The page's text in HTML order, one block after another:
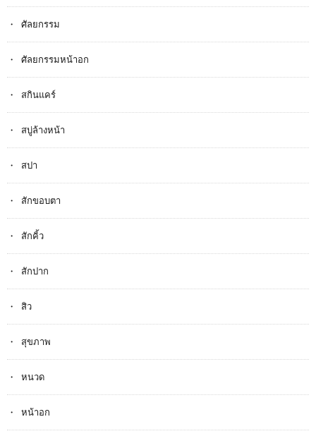
ศัลยกรรม
ศัลยกรรมหน้าอก
สกินแคร์
สบู่ล้างหน้า
สปา
สักขอบตา
สักคิ้ว
สักปาก
สิว
สุขภาพ
หนวด
หน้าอก